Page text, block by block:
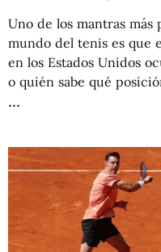
Uno de los mantras
mundo del tenis es que
en los Estados Unidos
o quién sabe qué